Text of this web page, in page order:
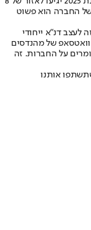
של החברה הוא פשוט
דנ"א ייחודי
וואטסאפ של מהנדסים
על החברות. זה
אותנו